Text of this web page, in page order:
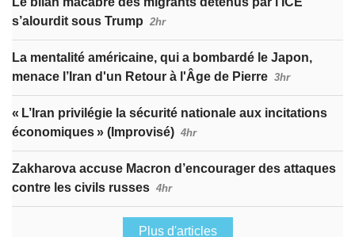
s’alourdit sous Trump 2hr
La mentalité américaine, qui a bombardé le Japon,
menace l’Iran d'un Retour à l'Âge de Pierre 3hr
« L’Iran privilégie la sécurité nationale aux incitations
économiques » (Improvisé) 4hr
Zakharova accuse Macron d’encourager des attaques
contre les civils russes 4hr
Plus d'articles